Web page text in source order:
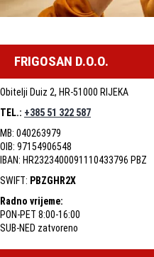
FRIGOSAN D.O.O.
Obitelji Duiz 2, HR-51000 RIJEKA
TEL.: +385 51 322 587
MB: 040263979
OIB: 97154906548
IBAN: HR2323400091110433796 PBZ
SWIFT: PBZGHR2X
Radno vrijeme:
PON-PET 8:00-16:00
SUB-NED zatvoreno